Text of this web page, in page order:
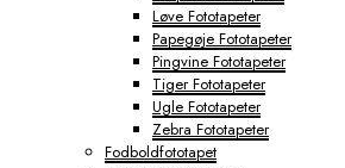
Løve Fototapeter
Papegøje Fototapeter
Pingvine Fototapeter
Tiger Fototapeter
Ugle Fototapeter
Zebra Fototapeter
Fodboldfototapet